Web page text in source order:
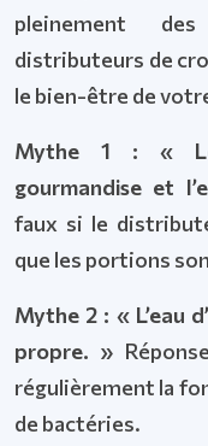
pleinement
distributeurs de
le bien-être de
Mythe 1 : « Le
gourmandise et
faux si le
que les portions
Mythe 2 : « L’eau
propre. »
régulièrement la
de bactéries.